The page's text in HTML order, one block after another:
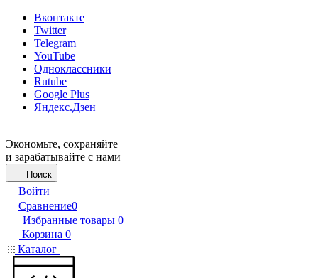
Вконтакте
Twitter
Telegram
YouTube
Одноклассники
Rutube
Google Plus
Яндекс.Дзен
Экономьте, сохраняйте
и зарабатывайте с нами
Поиск
Войти
Сравнение0
Избранные товары 0
Корзина 0
Каталог